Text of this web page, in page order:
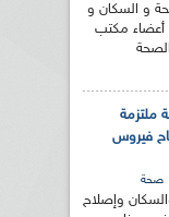
و السكان و
أعضاء مكتب
ملتزمة
فيروس
صحة
وإصلاح